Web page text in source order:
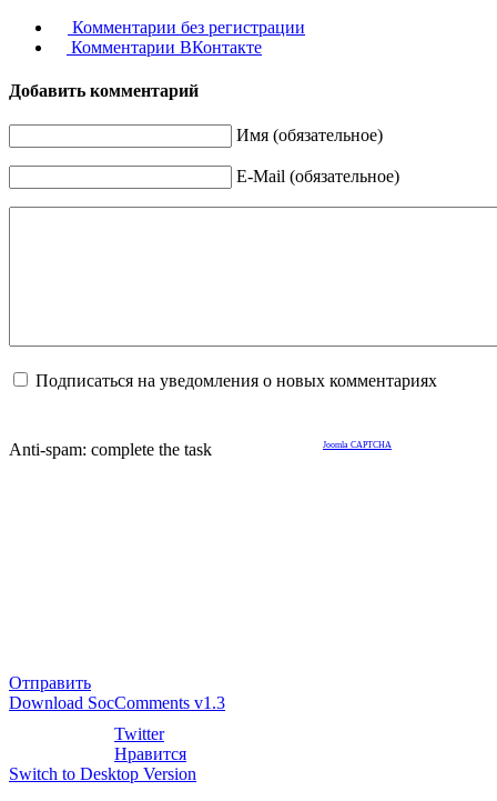
Комментарии без регистрации
Комментарии ВКонтакте
Добавить комментарий
Имя (обязательное)
E-Mail (обязательное)
Подписаться на уведомления о новых комментариях
Anti-spam: complete the task Joomla CAPTCHA
Отправить
Download SocComments v1.3
Twitter
Нравится
Switch to Desktop Version